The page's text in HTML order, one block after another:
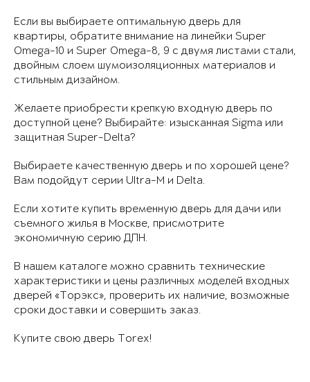
Если вы выбираете оптимальную дверь для
квартиры, обратите внимание на линейки Super
Omega-10 и Super Omega-8, 9 с двумя листами стали,
двойным слоем шумоизоляционных материалов и
стильным дизайном.
Желаете приобрести крепкую входную дверь по
доступной цене? Выбирайте: изысканная Sigma или
защитная Super-Delta?
Выбираете качественную дверь и по хорошей цене?
Вам подойдут серии Ultra-M и Delta.
Если хотите купить временную дверь для дачи или
съемного жилья в Москве, присмотрите
экономичную серию ДПН.
В нашем каталоге можно сравнить технические
характеристики и цены различных моделей входных
дверей «Торэкс», проверить их наличие, возможные
сроки доставки и совершить заказ.
Купите свою дверь Torex!